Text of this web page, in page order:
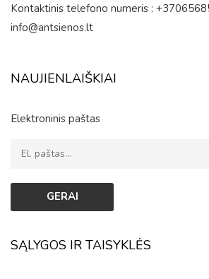
Kontaktinis telefono numeris :
info@antsienos.lt
NAUJIENLAIŠKIAI
Elektroninis paštas
SĄLYGOS IR TAISYKLĖS